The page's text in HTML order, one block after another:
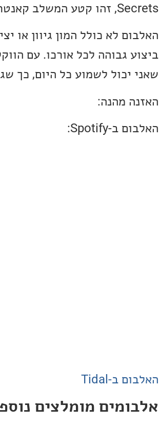
Secrets, זהו קטע המשלב קאנטרי עם אינדי רוק קצבי.
האלבום לא כולל המון גיוון או
שאני יכול לשמוע כל היום, כך
האזנה מהנה:
האלבום ב-Spotify:
האלבום ב-Tidal
אלבומים מומלצים